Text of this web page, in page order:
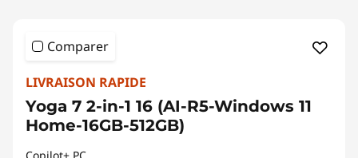
Comparer
LIVRAISON RAPIDE
Yoga 7 2-in-1 16 (AI-R5-Windows 11
Home-16GB-512GB)